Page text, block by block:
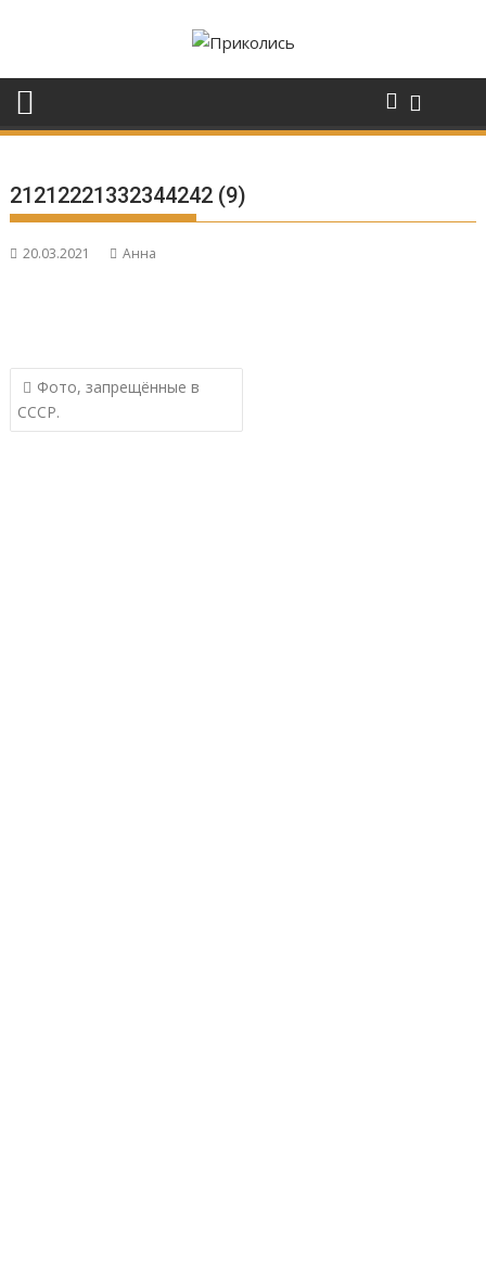
21212221332344242 (9)
20.03.2021 Анна
Навигация
по
записям
Фото, запрещённые в
СССР.